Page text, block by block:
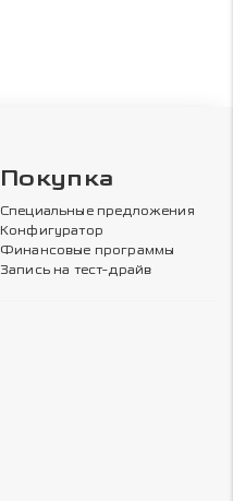
Покупка
Специальные предложения
Конфигуратор
Финансовые программы
Запись на тест-драйв